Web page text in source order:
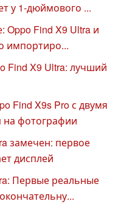
у 1-дюймового ...
Oppo Find X9 Ultra и
импортиро...
Find X9 Ultra: лучший
Find X9s Pro с двумя
фотографии
замечен: первое
дисплей
Первые реальные